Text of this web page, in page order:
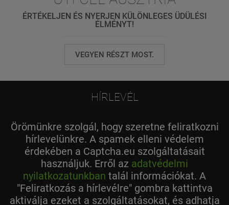
ÉRTÉKELJEN ÉS NYERJEN KÜLÖNLEGES ÜDÜLÉSI
ÉLMÉNYT!
VEGYEN RÉSZT MOST.
HÍRLEVÉL
Örömünkre szolgál, hogy szeretne feliratkozni
hírlevelünkre. A spamek elleni védelem
érdekében a Captcha.eu szolgáltatásait
használjuk. Erről az adatvédelmi
nyilatkozatunkban talál információkat. A
"Feliratkozás a hírlevélre" gombra kattintva
aktiválja ezeket a szolgáltatásokat, és adhatja